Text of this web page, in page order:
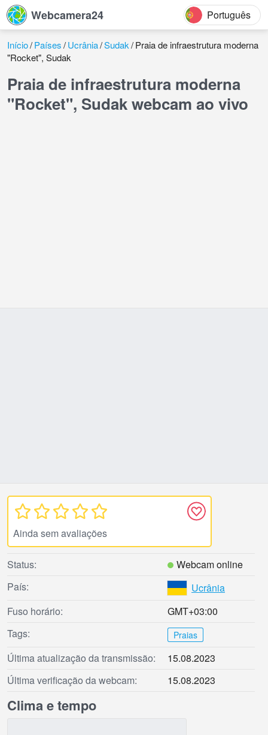
Webcamera24 Português
Início Países Ucrânia Sudak Praia de infraestrutura moderna
"Rocket", Sudak
Praia de infraestrutura moderna
"Rocket", Sudak webcam ao vivo
Ainda sem avaliações
Status:
Webcam online
País:
Ucrânia
Fuso horário:
GMT+03:00
Tags:
Praias
Última atualização da transmissão:
15.08.2023
Última verificação da webcam:
15.08.2023
Clima e tempo